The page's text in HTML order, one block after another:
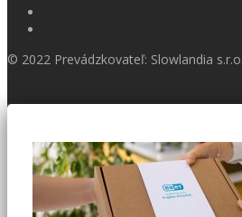
© 2022 Prevádzkovateľ: Slowlandia s.r.o.